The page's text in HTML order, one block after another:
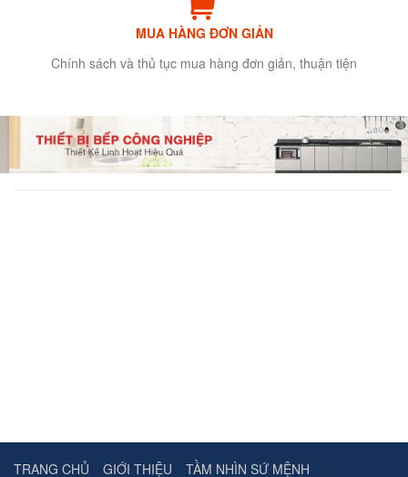
MUA HÀNG ĐƠN GIẢN
Chính sách và thủ tục mua hàng đơn giản, thuận tiện
TRANG CHỦ GIỚI THIỆU TẦM NHÌN SỨ MỆNH